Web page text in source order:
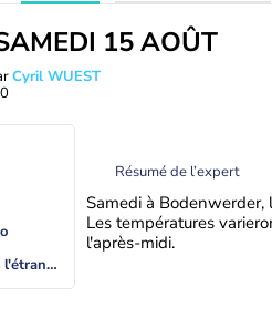
15 AOÛT
Cyril WUEST
Actualités Météo à l'étranger
Résumé de l’expert
Samedi à Bodenwerder,
Les températures
l'après-midi.